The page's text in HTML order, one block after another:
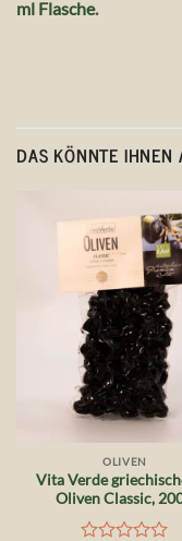
ml Flasche.
DAS KÖNNTE
OLIVEN
Vita Verde
Oliven Classic,